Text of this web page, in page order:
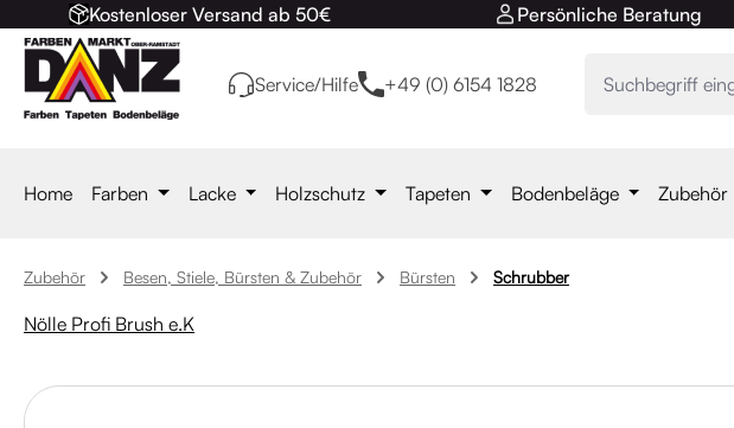
Hauptinhalt springen
Zur Suche springen
Zur Hauptnavigation springen
Kostenloser Versand ab 50€ Persönliche Beratung
Service/Hilfe +49 (0) 6154 1828
Home Farben Lacke Holzschutz Tapeten Bodenbeläge Zubehör
Zubehör Besen, Stiele, Bürsten & Zubehör Bürsten Schrubber
Nölle Profi Brush e.K
Bildergalerie überspringen